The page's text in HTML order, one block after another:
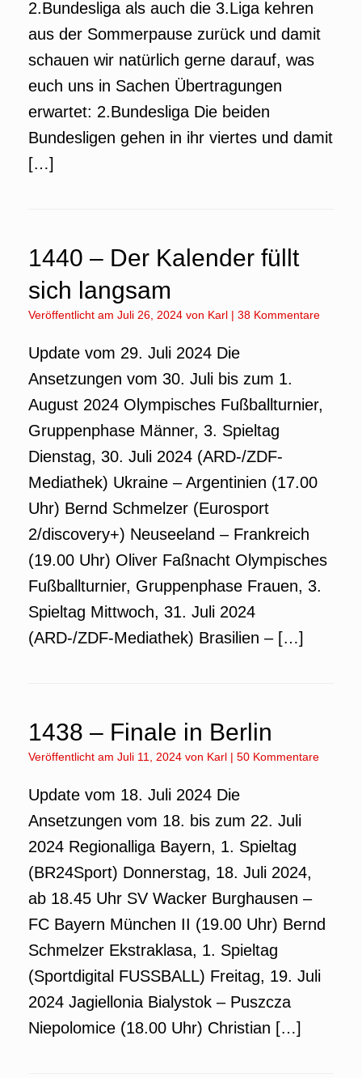
2.Bundesliga als auch die 3.Liga kehren
aus der Sommerpause zurück und damit
schauen wir natürlich gerne darauf, was
euch uns in Sachen Übertragungen
erwartet: 2.Bundesliga Die beiden
Bundesligen gehen in ihr viertes und damit
[…]
1440 – Der Kalender füllt
sich langsam
Veröffentlicht am Juli 26, 2024 von Karl | 38 Kommentare
Update vom 29. Juli 2024 Die
Ansetzungen vom 30. Juli bis zum 1.
August 2024 Olympisches Fußballturnier,
Gruppenphase Männer, 3. Spieltag
Dienstag, 30. Juli 2024 (ARD-/ZDF-
Mediathek) Ukraine – Argentinien (17.00
Uhr) Bernd Schmelzer (Eurosport
2/discovery+) Neuseeland – Frankreich
(19.00 Uhr) Oliver Faßnacht Olympisches
Fußballturnier, Gruppenphase Frauen, 3.
Spieltag Mittwoch, 31. Juli 2024
(ARD-/ZDF-Mediathek) Brasilien – […]
1438 – Finale in Berlin
Veröffentlicht am Juli 11, 2024 von Karl | 50 Kommentare
Update vom 18. Juli 2024 Die
Ansetzungen vom 18. bis zum 22. Juli
2024 Regionalliga Bayern, 1. Spieltag
(BR24Sport) Donnerstag, 18. Juli 2024,
ab 18.45 Uhr SV Wacker Burghausen –
FC Bayern München II (19.00 Uhr) Bernd
Schmelzer Ekstraklasa, 1. Spieltag
(Sportdigital FUSSBALL) Freitag, 19. Juli
2024 Jagiellonia Bialystok – Puszcza
Niepolomice (18.00 Uhr) Christian […]